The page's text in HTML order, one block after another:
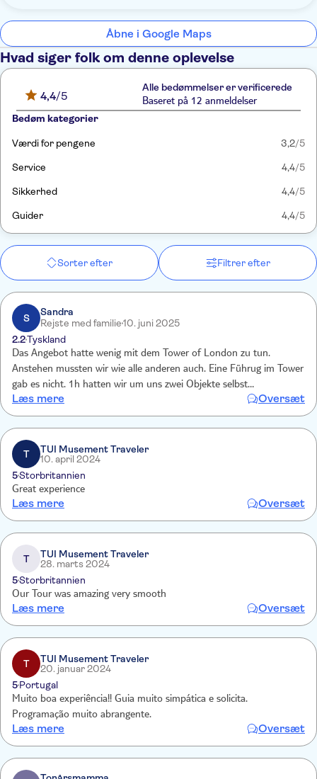
Åbne i Google Maps
Hvad siger folk om denne oplevelse
4,4/5
Alle bedømmelser er verificerede
Baseret på 12 anmeldelser
Bedøm kategorier
Værdi for pengene 3,2/5
Service 4,4/5
Sikkerhed 4,4/5
Guider 4,4/5
Sorter efter Filtrer efter
S
Sandra
Rejste med familie10. juni 2025
2.2Tyskland
Das Angebot hatte wenig mit dem Tower of London zu tun.
Anstehen mussten wir wie alle anderen auch. Eine Führug im Tower
gab es nicht. 1h hatten wir um uns zwei Objekte selbst
anzuschauen. Keine Zeit um sich das Gebäude in Gänze
anzuschauen. Die Bootstour waren drei Stationen. Die
Wachablösung haben wir nicht gesehen. Die Tour endete nach 3
Stunden.
Læs mere Oversæt
T
TUI Musement Traveler
10. april 2024
5Storbritannien
Great experience
Læs mere Oversæt
T
TUI Musement Traveler
28. marts 2024
5Storbritannien
Our Tour was amazing very smooth
Læs mere Oversæt
T
TUI Musement Traveler
20. januar 2024
5Portugal
Muito boa experiência!! Guia muito simpática e solicita.
Programação muito abrangente.
Læs mere Oversæt